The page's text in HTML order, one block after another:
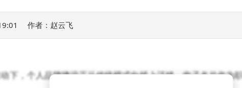
作者：赵云飞
下，个人品牌建设正从传统模式向线上迁移，电子名片作为